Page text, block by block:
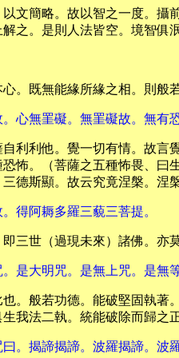
文簡略。故以智之一度。
之。是則人法皆空。境智俱
。既無能緣所緣之相。則
心無罣礙。無罣礙故。無有
利利他。覺一切有情。故
怖。（菩薩之五種怖畏、
德斯顯。故云究竟涅槃。
得阿耨多羅三藐三菩提。
三世（過現未來）諸佛。
是大明咒。是無上咒。是無
。般若功德。能破堅固執
我法二執。統能破除而歸
。揭諦揭諦。波羅揭諦。波